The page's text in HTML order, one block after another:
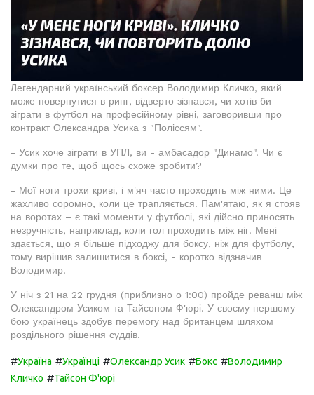
Легендарний український боксер Володимир Кличко, який
може повернутися в ринг, відверто зізнався, чи хотів би
зіграти в футбол на професійному рівні, заговоривши про
контракт Олександра Усика з "Поліссям".
- Усик хоче зіграти в УПЛ, ви - амбасадор "Динамо". Чи є
думки про те, щоб щось схоже зробити?
- Мої ноги трохи криві, і м'яч часто проходить між ними. Це
жахливо соромно, коли це трапляється. Пам'ятаю, як я стояв
на воротах – є такі моменти у футболі, які дійсно приносять
незручність, наприклад, коли гол проходить між ніг. Мені
здається, що я більше підходжу для боксу, ніж для футболу,
тому вирішив залишитися в боксі, - коротко відзначив
Володимир.
У ніч з 21 на 22 грудня (приблизно о 1:00) пройде реванш між
Олександром Усиком та Тайсоном Ф'юрі. У своєму першому
бою українець здобув перемогу над британцем шляхом
роздільного рішення суддів.
#Україна #Українці #Олександр Усик #Бокс #Володимир
Кличко #Тайсон Ф'юрі